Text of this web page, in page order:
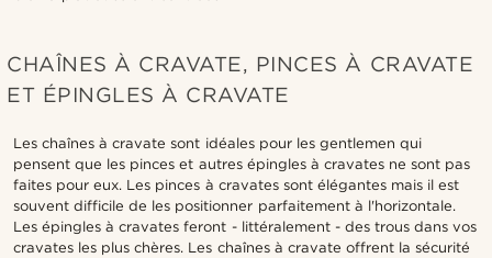
CHAÎNES À CRAVATE, PINCES À CRAVATE
ET ÉPINGLES À CRAVATE
Les chaînes à cravate sont idéales pour les gentlemen qui
pensent que les pinces et autres épingles à cravates ne sont pas
faites pour eux. Les pinces à cravates sont élégantes mais il est
souvent difficile de les positionner parfaitement à l'horizontale.
Les épingles à cravates feront - littéralement - des trous dans vos
cravates les plus chères. Les chaînes à cravate offrent la sécurité